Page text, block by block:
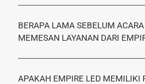
BERAPA LAMA SEBELUM
MEMESAN LAYANAN DARI
APAKAH EMPIRE LED MEMILIKI